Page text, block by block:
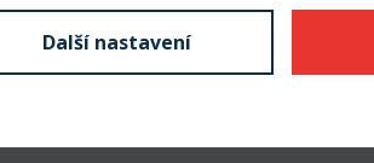
Stáhnout
Další nastavení